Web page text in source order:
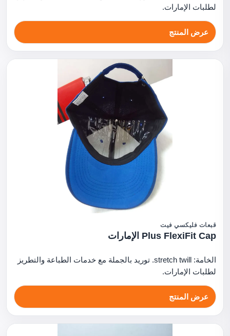
لطلبات الإمارات.
عرض المنتج
قبعات فليكسي فيت
Plus FlexiFit Cap الإمارات
الخامة: stretch twill. توريد بالجملة مع خدمات الطباعة والتطريز
لطلبات الإمارات.
عرض المنتج